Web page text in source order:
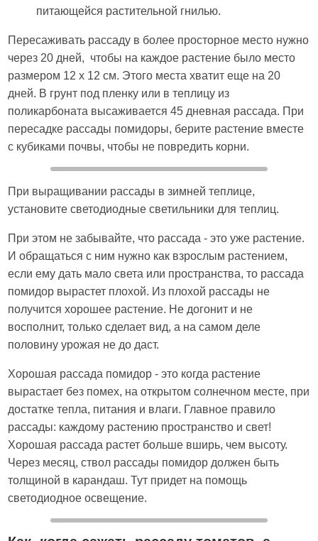
питающейся растительной гнилью.
Пересаживать рассаду в более просторное место нужно
через 20 дней, чтобы на каждое растение было место
размером 12 х 12 см. Этого места хватит еще на 20
дней. В грунт под пленку или в теплицу из
поликарбоната высаживается 45 дневная рассада. При
пересадке рассады помидоры, берите растение вместе
с кубиками почвы, чтобы не повредить корни.
При выращивании рассады в зимней теплице,
установите светодиодные светильники для теплиц.
При этом не забывайте, что рассада - это уже растение.
И обращаться с ним нужно как взрослым растением,
если ему дать мало света или пространства, то рассада
помидор вырастет плохой. Из плохой рассады не
получится хорошее растение. Не догонит и не
восполнит, только сделает вид, а на самом деле
половину урожая не до даст.
Хорошая рассада помидор - это когда растение
вырастает без помех, на открытом солнечном месте, при
достатке тепла, питания и влаги. Главное правило
рассады: каждому растению пространство и свет!
Хорошая рассада растет больше вширь, чем высоту.
Через месяц, ствол рассады помидор должен быть
толщиной в карандаш. Тут придет на помощь
светодиодное освещение.